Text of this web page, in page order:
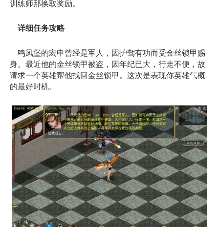
训练师那换取奖励。
详细任务攻略
鸣凤堡的宏申曾经是军人，因护驾有功而受金丝锁甲赐
身。最近他的金丝锁甲被盗，因年纪已大，行走不便，故
请求一个英雄帮他找回金丝锁甲。这次是表现你英雄气概
的最好时机。